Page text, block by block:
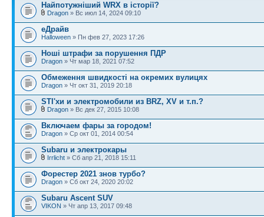
Найпотужніший WRX в історії?
Dragon » Вс июл 14, 2024 09:10
еДрайв
Halloween » Пн фев 27, 2023 17:26
Ноші штрафи за порушення ПДР
Dragon » Чт мар 18, 2021 07:52
Обмеження швидкості на окремих вулицях
Dragon » Чт окт 31, 2019 20:18
STI'хи и электромобили из BRZ, XV и т.п.?
Dragon » Вс дек 27, 2015 10:08
Включаем фары за городом!
Dragon » Ср окт 01, 2014 00:54
Subaru и электрокары
Irrlicht » Сб апр 21, 2018 15:11
Форестер 2021 знов турбо?
Dragon » Сб окт 24, 2020 20:02
Subaru Ascent SUV
VIKON » Чт апр 13, 2017 09:48